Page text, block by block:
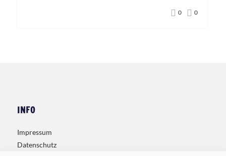
0 0
INFO
Impressum
Datenschutz